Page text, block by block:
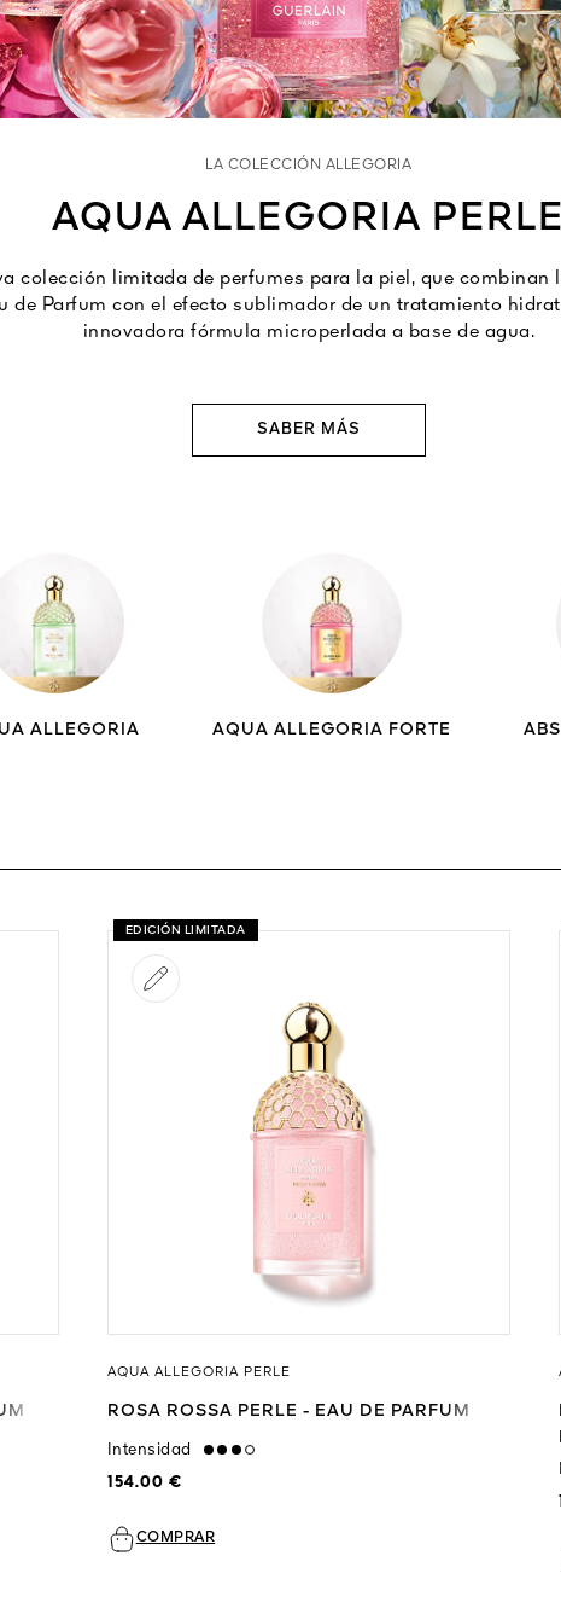
LA COLECCIÓN ALLEGORIA
AQUA ALLEGORIA PERLE
colección limitada de perfumes para la piel, que combinan
de Parfum con el efecto sublimador de un tratamiento
innovadora fórmula microperlada a base de agua.
SABER MÁS
ALLEGORIA AQUA ALLEGORIA FORTE
EDICIÓN LIMITADA
AQUA ALLEGORIA PERLE
ROSA ROSSA PERLE - EAU DE PARFUM
Intensidad high
154.00 €
COMPRAR